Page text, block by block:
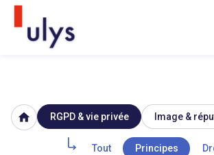
Avocats à Paris & Bruxelles
Leader en droit de l'innovation depuis
home RGPD & vie privée Image &
Tout Principes